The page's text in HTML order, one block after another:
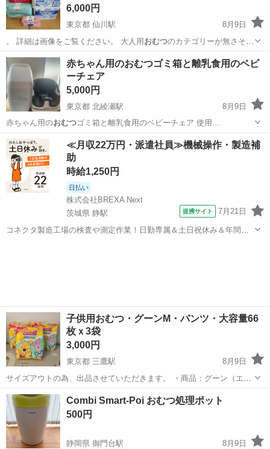
6,000円
東京都 仙川駅
8月9日
。 詳細は画像をご覧ください。 大人用おむつのカテゴリーが無さそう
でしたので子供用…
東京 調布市 その他 大人用
赤ちゃん用のおむつゴミ箱と離乳食用のベビ
ーチェア
5,000円
東京都 北綾瀬駅
8月9日
赤ちゃん用のおむつ ゴミ箱と離乳食用のベビーチェア 使用…
東京 足立区 北綾瀬駅 その他
≪月収22万円・派遣社員≫機械操作・製造補
助
時給1,250円
日払い
株式会社BREXA Next
茨城県 静駅
提携サイト 7月21日
コネクタ製造工場の検査や測定作業！日勤専属＆土日祝休み＆年間休
子供用おむつ・グーンM・パンツ・大容量66
枚ｘ3袋
3,000円
東京都 三鷹駅
8月9日
サイズアウトの為、出品させていただきます。 ・商品：グーン（エリ
エール社） ・状態：未開封、自宅保管 ・サイズ：Mサイズ ・タイ
プ：パンツタイプ ・数量：3袋（66pcs x 3= 198pcs. 15.2円/pc) 三
鷹...
東京 三鷹市 ベビー用品 おむつ
Combi Smart-Poi おむつ処理ポット
500円
静岡県 御門台駅
8月9日